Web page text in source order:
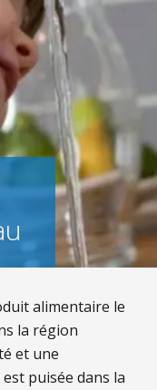
alimentaire le
la région
et une
puisée dans la